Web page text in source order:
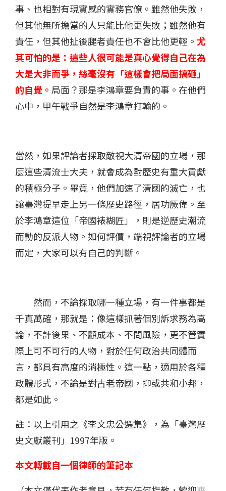
事、也相對有現實感的實務官僚。雖然他失敗，
但其他無所擔當的人只能比他更失敗；雖然他有
責任，但其他扯後腿者責任也不會比他更輕。 尤
其可怕的是：這些人很可能是真心覺得自己在為
大是大非而爭，絲毫沒有「這樣會把局面搞砸」
的自覺。 局面？那是李鴻章要負責的事。在他們
心中，甲午戰爭自然是李鴻章打輸的。
當然，如果評論者採取敵視大清帝國的立場，那
麼這些清流士大夫，就會成為對歷史有重大貢獻
的積極分子。畢竟，他們加速了清國的滅亡，也
讓臺灣提早走上另一條歷史路徑，居功厥偉。至
於李鴻章這位「帝國裱糊匠」，則是逆歷史潮流
而動的反派人物。如何評價，端視評論者的立場
而定，大家可以有自己的判斷。
然而，不論採取哪一種立場，有一件事都是
千真萬確，那就是：像這樣抓著個別訴求務為高
論，不計後果、不顧成本、不問風險，更不管實
際上可不可行的人物，對於任何政治共同體而
言，都具有高度的消極性。這一點，適用於各種
政體形式，不論是對古老帝國，抑或共和小邦，
都是如此。
註：以上引用之《李文忠公選集》，為「臺灣歷
史文獻叢刊」1997年版。
本文轉載自一個律師的筆記本